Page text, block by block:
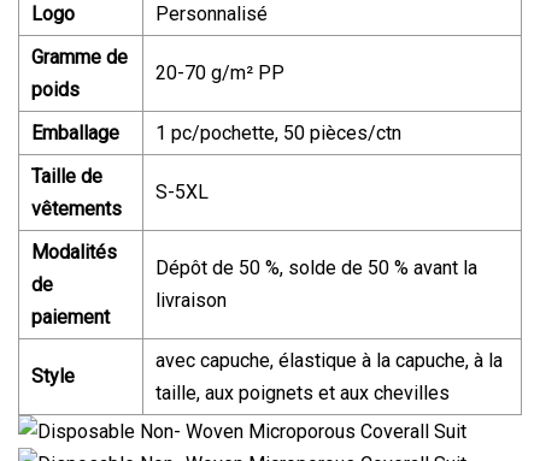
Logo
Personnalisé
Gramme de
poids
20-70 g/m² PP
Emballage
1 pc/pochette, 50 pièces/ctn
Taille de
vêtements
S-5XL
Modalités
de
paiement
Dépôt de 50 %, solde de 50 % avant la
livraison
Style
avec capuche, élastique à la capuche, à la
taille, aux poignets et aux chevilles